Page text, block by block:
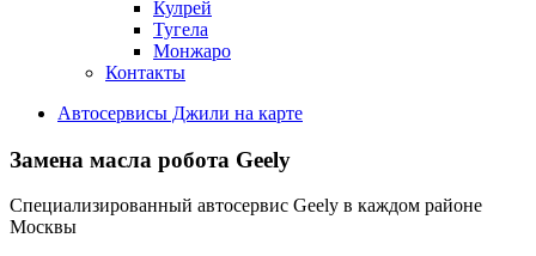
Кулрей
Тугела
Монжаро
Контакты
Автосервисы Джили на карте
Замена масла робота Geely
Специализированный автосервис Geely в каждом районе
Москвы